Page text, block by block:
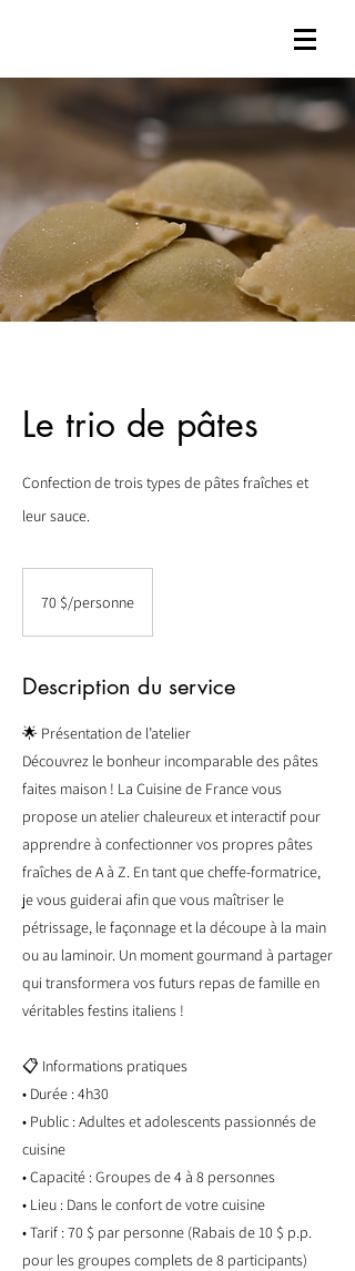
Le trio de pâtes
Confection de trois types de pâtes fraîches et
leur sauce.
70 $/personne
Description du service
🌟 Présentation de l’atelier
Découvrez le bonheur incomparable des pâtes
faites maison ! La Cuisine de France vous
propose un atelier chaleureux et interactif pour
apprendre à confectionner vos propres pâtes
fraîches de A à Z. En tant que cheffe-formatrice,
je vous guiderai afin que vous maîtriser le
pétrissage, le façonnage et la découpe à la main
ou au laminoir. Un moment gourmand à partager
qui transformera vos futurs repas de famille en
véritables festins italiens !
📋 Informations pratiques
• Durée : 4h30
• Public : Adultes et adolescents passionnés de
cuisine
• Capacité : Groupes de 4 à 8 personnes
• Lieu : Dans le confort de votre cuisine
• Tarif : 70 $ par personne (Rabais de 10 $ p.p.
pour les groupes complets de 8 participants)